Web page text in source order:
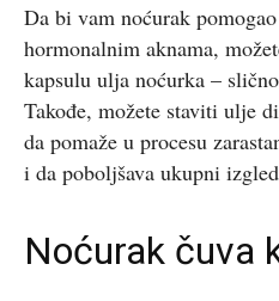
Da bi vam noćurak
hormonalnim aknama,
kapsulu ulja noćurka –
Takođe, možete staviti ulje
da pomaže u procesu
i da poboljšava ukupni
Noćurak čuva